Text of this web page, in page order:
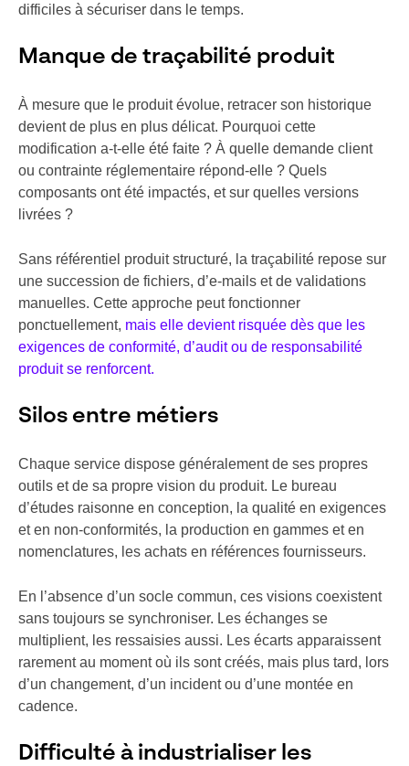
difficiles à sécuriser dans le temps.
Manque de traçabilité produit
À mesure que le produit évolue, retracer son historique
devient de plus en plus délicat. Pourquoi cette
modification a-t-elle été faite ? À quelle demande client
ou contrainte réglementaire répond-elle ? Quels
composants ont été impactés, et sur quelles versions
livrées ?
Sans référentiel produit structuré, la traçabilité repose sur
une succession de fichiers, d’e-mails et de validations
manuelles. Cette approche peut fonctionner
ponctuellement, mais elle devient risquée dès que les
exigences de conformité, d’audit ou de responsabilité
produit se renforcent.
Silos entre métiers
Chaque service dispose généralement de ses propres
outils et de sa propre vision du produit. Le bureau
d’études raisonne en conception, la qualité en exigences
et en non-conformités, la production en gammes et en
nomenclatures, les achats en références fournisseurs.
En l’absence d’un socle commun, ces visions coexistent
sans toujours se synchroniser. Les échanges se
multiplient, les ressaisies aussi. Les écarts apparaissent
rarement au moment où ils sont créés, mais plus tard, lors
d’un changement, d’un incident ou d’une montée en
cadence.
Difficulté à industrialiser les